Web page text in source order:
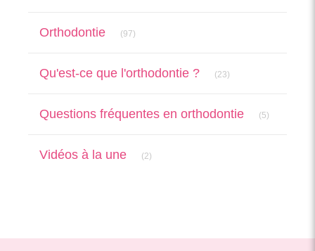
Orthodontie (97)
Qu'est-ce que l'orthodontie ? (23)
Questions fréquentes en orthodontie (5)
Vidéos à la une (2)